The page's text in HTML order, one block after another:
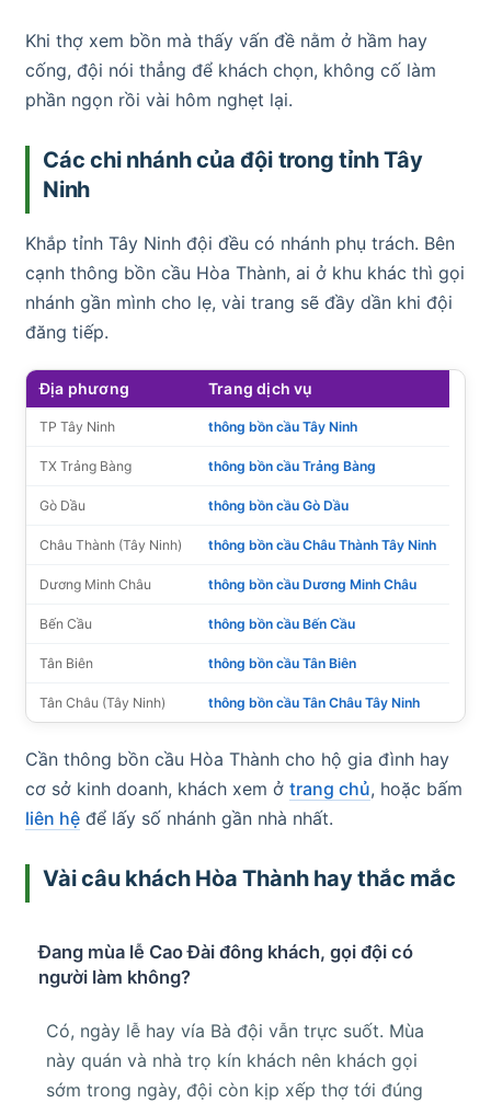
Khi thợ xem bồn mà thấy vấn đề nằm ở hầm hay
cống, đội nói thẳng để khách chọn, không cố làm
phần ngọn rồi vài hôm nghẹt lại.
Các chi nhánh của đội trong tỉnh Tây
Ninh
Khắp tỉnh Tây Ninh đội đều có nhánh phụ trách. Bên
cạnh thông bồn cầu Hòa Thành, ai ở khu khác thì gọi
nhánh gần mình cho lẹ, vài trang sẽ đầy dần khi đội
đăng tiếp.
Địa phương Trang dịch vụ
TP Tây Ninh thông bồn cầu Tây Ninh
TX Trảng Bàng thông bồn cầu Trảng Bàng
Gò Dầu thông bồn cầu Gò Dầu
Châu Thành (Tây Ninh) thông bồn cầu Châu Thành Tây Ninh
Dương Minh Châu thông bồn cầu Dương Minh Châu
Bến Cầu thông bồn cầu Bến Cầu
Tân Biên thông bồn cầu Tân Biên
Tân Châu (Tây Ninh) thông bồn cầu Tân Châu Tây Ninh
Cần thông bồn cầu Hòa Thành cho hộ gia đình hay
cơ sở kinh doanh, khách xem ở trang chủ, hoặc bấm
liên hệ để lấy số nhánh gần nhà nhất.
Vài câu khách Hòa Thành hay thắc mắc
Đang mùa lễ Cao Đài đông khách, gọi đội có
người làm không?
Có, ngày lễ hay vía Bà đội vẫn trực suốt. Mùa
này quán và nhà trọ kín khách nên khách gọi
sớm trong ngày, đội còn kịp xếp thợ tới đúng